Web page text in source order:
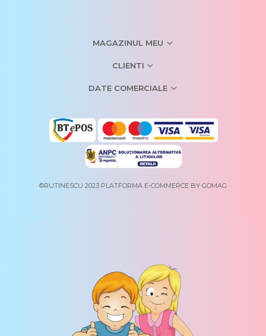
MAGAZINUL MEU
CLIENTI
DATE COMERCIALE
©RUTINESCU 2023 PLATFORMA E-COMMERCE BY GOMAG